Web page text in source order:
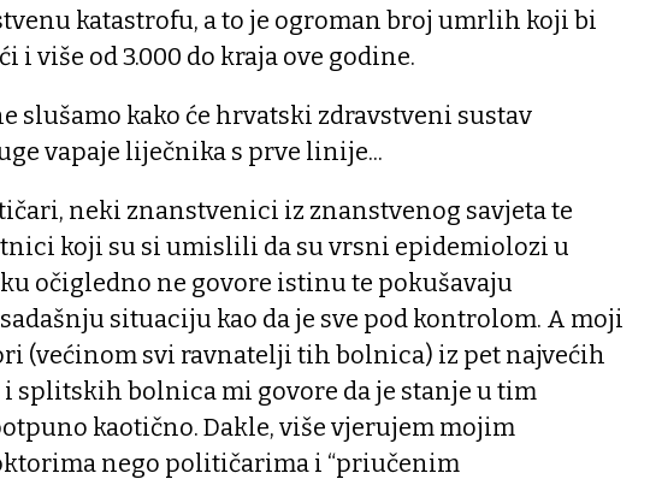
katastrofu, a to je ogroman broj umrlih koji bi
i više od 3.000 do kraja ove godine.
slušamo kako će hrvatski zdravstveni sustav
vapaje liječnika s prve linije...
neki znanstvenici iz znanstvenog savjeta te
koji su si umislili da su vrsni epidemiolozi u
očigledno ne govore istinu te pokušavaju
situaciju kao da je sve pod kontrolom. A moji
(većinom svi ravnatelji tih bolnica) iz pet najvećih
splitskih bolnica mi govore da je stanje u tim
kaotično. Dakle, više vjerujem mojim
nego političarima i “priučenim